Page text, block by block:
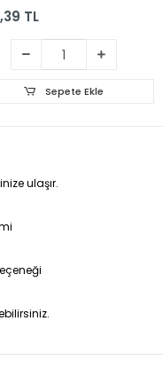
TL
Sepete Ekle
ulaşır.